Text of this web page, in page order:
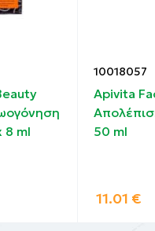
8 ml
10018057
Apivita
50 ml
11.01 €